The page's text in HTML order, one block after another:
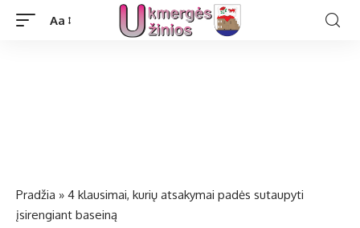
Aa
Pradžia » 4 klausimai, kurių atsakymai padės sutaupyti
įsirengiant baseiną